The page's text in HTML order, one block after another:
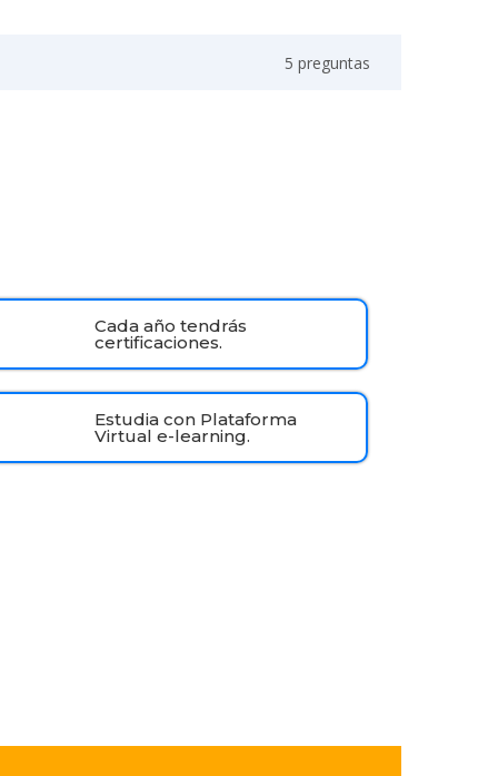
5 preguntas
Cada año tendrás
certificaciones.
Estudia con Plataforma
Virtual e-learning.